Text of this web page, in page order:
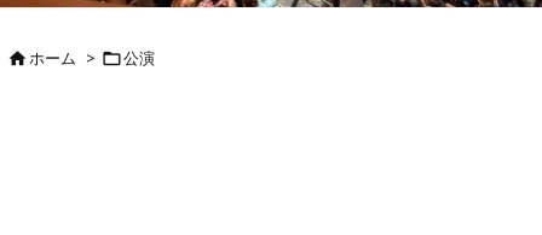

ホーム > 公演